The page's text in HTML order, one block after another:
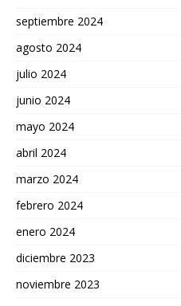
septiembre 2024
agosto 2024
julio 2024
junio 2024
mayo 2024
abril 2024
marzo 2024
febrero 2024
enero 2024
diciembre 2023
noviembre 2023